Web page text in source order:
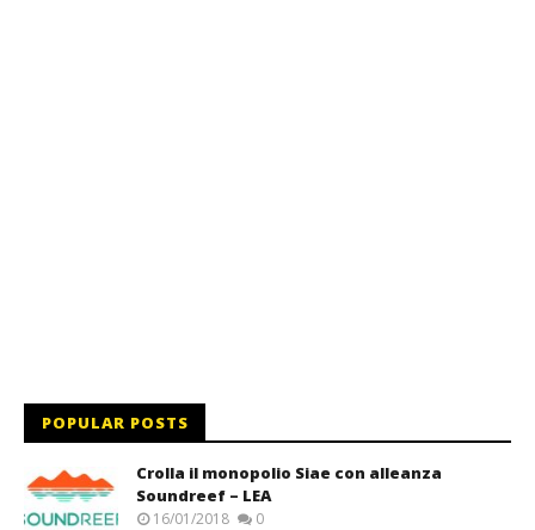
POPULAR POSTS
Crolla il monopolio Siae con alleanza
Soundreef – LEA
16/01/2018 0